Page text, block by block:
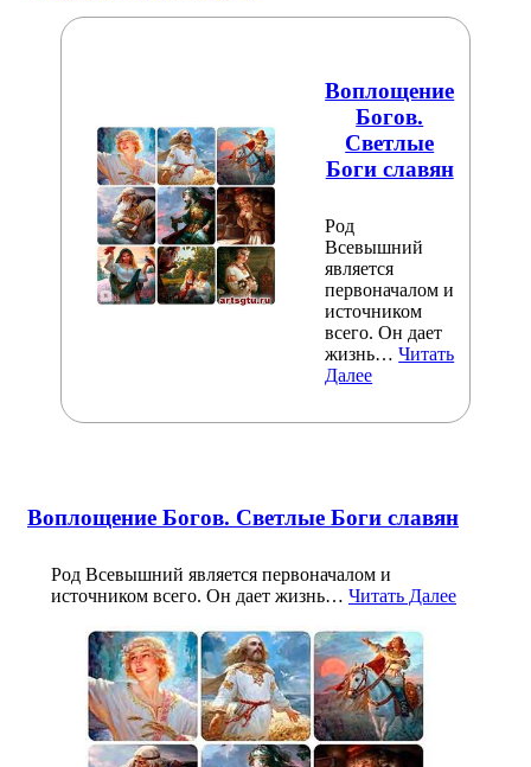
Воплощение
Богов.
Светлые
Боги славян
Род
Всевышний
является
первоначалом и
источником
всего. Он дает
жизнь…Читать
Далее
Воплощение Богов. Светлые Боги славян
Род Всевышний является первоначалом и
источником всего. Он дает жизнь… Читать Далее